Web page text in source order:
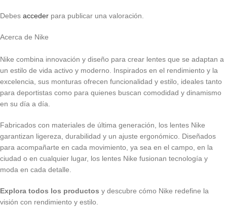
Debes acceder para publicar una valoración.
Acerca de Nike
Nike combina innovación y diseño para crear lentes que se adaptan a
un estilo de vida activo y moderno. Inspirados en el rendimiento y la
excelencia, sus monturas ofrecen funcionalidad y estilo, ideales tanto
para deportistas como para quienes buscan comodidad y dinamismo
en su día a día.
Fabricados con materiales de última generación, los lentes Nike
garantizan ligereza, durabilidad y un ajuste ergonómico. Diseñados
para acompañarte en cada movimiento, ya sea en el campo, en la
ciudad o en cualquier lugar, los lentes Nike fusionan tecnología y
moda en cada detalle.
Explora todos los productos y descubre cómo Nike redefine la
visión con rendimiento y estilo.